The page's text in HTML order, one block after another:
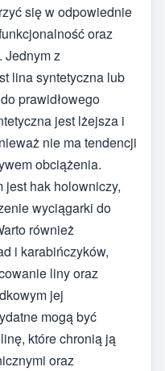
się w odpowiednie
oraz
Jednym z
lina syntetyczna lub
prawidłowego
jest lżejsza i
nie ma tendencji
obciążenia.
jest hak holowniczy,
wyciągarki do
również
i karabińczyków,
liny oraz
jej
mogą być
które chronią ją
oraz